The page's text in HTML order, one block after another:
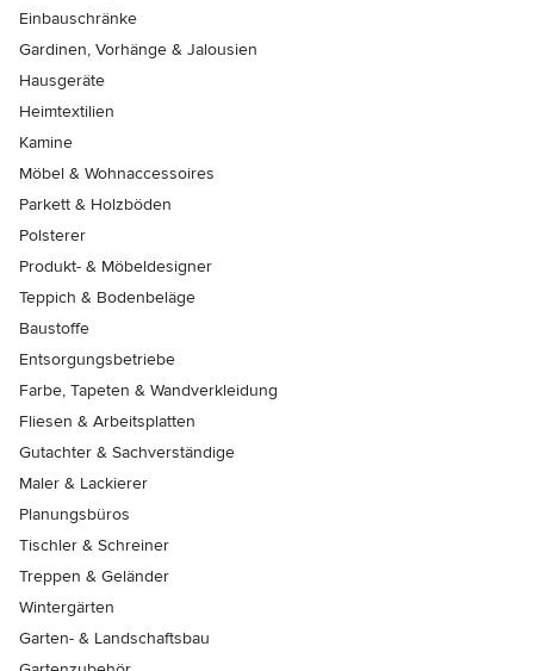
Einbauschränke
Gardinen, Vorhänge & Jalousien
Hausgeräte
Heimtextilien
Kamine
Möbel & Wohnaccessoires
Parkett & Holzböden
Polsterer
Produkt- & Möbeldesigner
Teppich & Bodenbeläge
Baustoffe
Entsorgungsbetriebe
Farbe, Tapeten & Wandverkleidung
Fliesen & Arbeitsplatten
Gutachter & Sachverständige
Maler & Lackierer
Planungsbüros
Tischler & Schreiner
Treppen & Geländer
Wintergärten
Garten- & Landschaftsbau